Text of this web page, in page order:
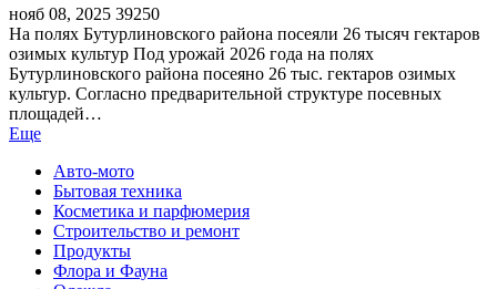
нояб 08, 2025 39250
На полях Бутурлиновского района посеяли 26 тысяч гектаров
озимых культур Под урожай 2026 года на полях
Бутурлиновского района посеяно 26 тыс. гектаров озимых
культур. Согласно предварительной структуре посевных
площадей…
Еще
Авто-мото
Бытовая техника
Косметика и парфюмерия
Строительство и ремонт
Продукты
Флора и Фауна